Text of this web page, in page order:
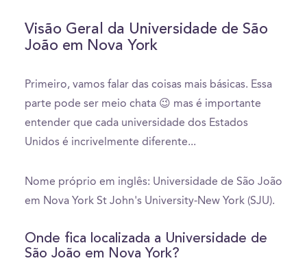
Visão Geral da Universidade de São
João em Nova York
Primeiro, vamos falar das coisas mais básicas. Essa
parte pode ser meio chata 😉 mas é importante
entender que cada universidade dos Estados
Unidos é incrivelmente diferente...
Nome próprio em inglês: Universidade de São João
em Nova York St John's University-New York (SJU).
Onde fica localizada a Universidade de
São João em Nova York?